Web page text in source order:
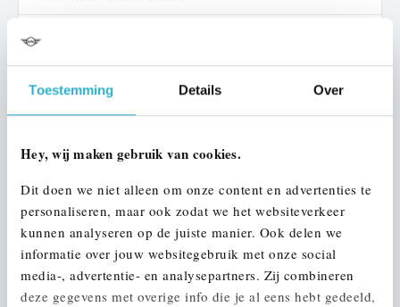
Toestemming Details Over
Hey, wij maken gebruik van cookies.
Dit doen we niet alleen om onze content en advertenties te
personaliseren, maar ook zodat we het websiteverkeer
kunnen analyseren op de juiste manier. Ook delen we
informatie over jouw websitegebruik met onze social
media-, advertentie- en analysepartners. Zij combineren
deze gegevens met overige info die je al eens hebt gedeeld,
Bekijk details